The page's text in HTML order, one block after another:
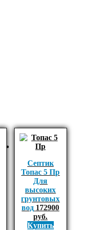
Септик
Топас 5 Пр
Для
высоких
грунтовых
вод 172900
руб.
Купить